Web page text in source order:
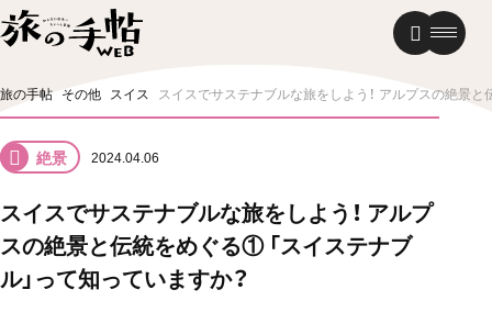
旅の手帖 その他 スイス スイスでサステナブルな旅をしよう！ アルプスの絶景
絶景 2024.04.06
スイスでサステナブルな旅をしよう！ アルプ
スの絶景と伝統をめぐる① 「スイステナブ
ル」って知っていますか？
温泉
グルメ
街歩き
ニュース
新着記事